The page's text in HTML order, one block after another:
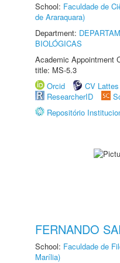
School: Faculdade de
de Araraquara)
Department:
BIOLÓGICAS
Academic Appointment
title: MS-5.3
Orcid
CV Lattes
ResearcherID
Repositório
FERNANDO
School: Faculdade de
Marília)